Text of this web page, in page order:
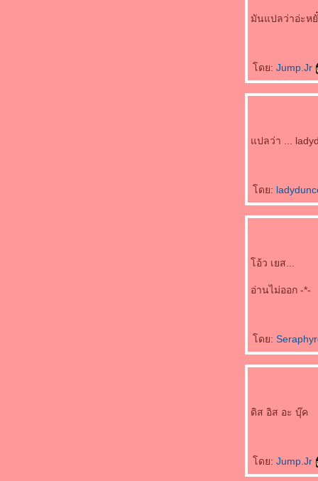
มันแปลว่าอ่ะห
ดย: Jump.Jr
ปลว่า ...
ดย:
อ้ว เยส...
อ่านไม่ออก -*-
ดย:
ดิส อิส อะ บุ๊ค
ดย: Jump.Jr